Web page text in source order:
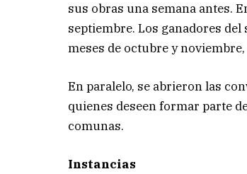
sus obras una semana antes.
septiembre. Los ganadores
meses de octubre y
En paralelo, se abrieron las
quienes deseen formar parte
comunas.
Instancias